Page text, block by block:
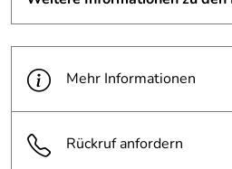
https://soq.de/hersteller/amer-
Verifizierte Bewertung
Bewertungsdatum: 08.12.2015
Mehr Informationen
Rückruf anfordern